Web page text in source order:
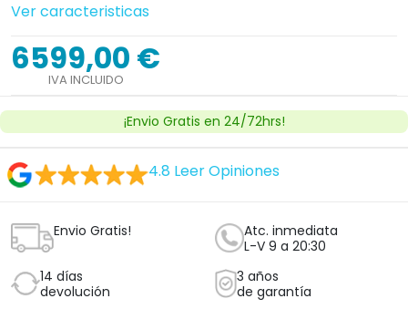
Ver caracteristicas
6599,00 €
IVA INCLUIDO
¡Envio Gratis en 24/72hrs!
4.8 Leer Opiniones
Envio Gratis!
Atc. inmediata
L-V 9 a 20:30
14 días
devolución
3 años
de garantía